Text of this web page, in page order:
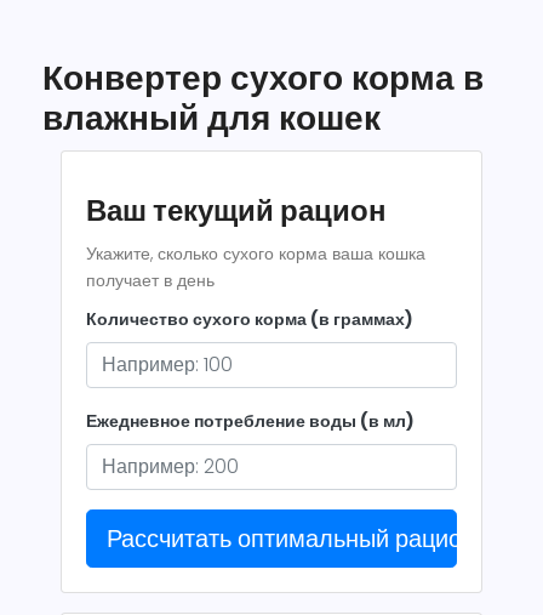
Конвертер сухого корма в
влажный для кошек
Ваш текущий рацион
Укажите, сколько сухого корма ваша кошка
получает в день
Количество сухого корма (в граммах)
Ежедневное потребление воды (в мл)
Рассчитать оптимальный рацион